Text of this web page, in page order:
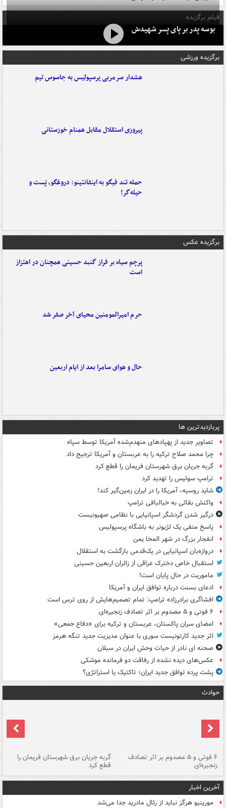
فیلم برگزیده
بوسه‌ پدر بر پای پسر شهیدش
برگزیده ورزشی
هشدار سرمربی پرسپولیس به جاسوس تیم
پیروزی استقلال مقابل همنام خوزستانی
حمله تند فیگو به اینفانتینو: دروغگو، پَست‌ و
حیله‌گر!
برگزیده عکس
پرچم سیاه بر فراز گنبد حسینی همچنان در اهتزاز
است
حرم امیرالمومنین محیای آخر صفر شد
حال و هوای سامرا بعد از ایام اربعین
پربازدیدترین ها
تصاویر جدید از پهپادهای منهدم‌شده آمریکا توسط سپاه
چرا محمد صلاح ترکیه را به عربستان و آمریکا ترجیح داد
گربه جریان برق شهرستان فریمان را قطع کرد
ترامپ سوئیس را تهدید کرد
شاید روسیه، آمریکا را در ایران زمین‌گیر کند!
واکنش بقائی به خیالبافی ترامپ
درگیر شدن گردشگر اسپانیایی با نظامی صهیونیست
پاسخ منفی یک لژیونر به باشگاه پرسپولیس
انفجار بزرگ در شهر المخا یمن
دروازه‌بان اسپانیایی در یک‌قدمی بازگشت به استقلال
استقبال خاص دخترک عراقی از زائران اربعین حسینی
ماموریت در حال پایان است!
ادعای بسنت درباره توافق ایران و آمریکا
افشاگری برادرزاده ترامپ: تمام تصمیم‌هایش از روی ترس است
۶ فوتی و ۵ مصدوم بر اثر تصادف زنجیره‌ای
امضای سران پاکستان، عربستان و ترکیه برای «دفاع جمعی»
اثر جدید کارتونیست سوری با عنوان مدیریت جدید تنگه هرمز
صحنه ای نادر از حیات وحش ایران در سبلان
عکس‌های دیده نشده از رفاقت دو فرمانده‌ موشکی
پشت پرده توافق جدید ایران؛ تاکتیک یا استراتژی؟
حوادث
۶ فوتی و ۵ مصدوم بر اثر تصادف
زنجیره‌ای
گربه جریان برق شهرستان فریمان را
قطع کرد
آخرین اخبار
مورینیو هرگز نباید از رئال مادرید جدا می‌شد